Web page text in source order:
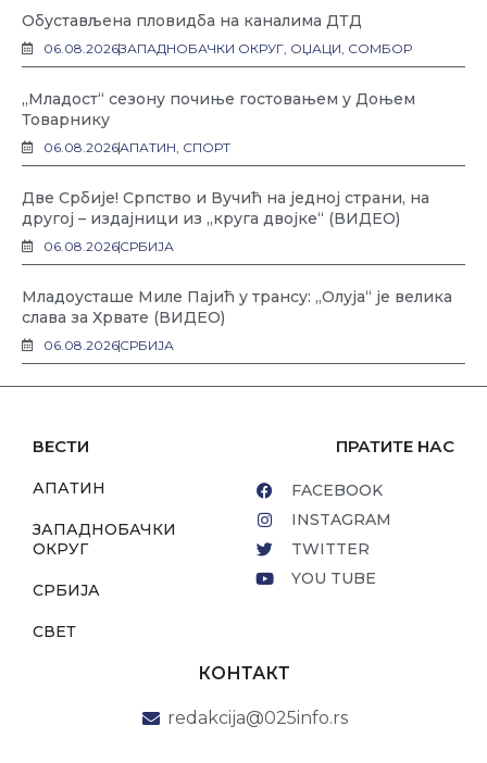
Обустављена пловидба на каналима ДТД
06.08.2026ЗАПАДНОБАЧКИ ОКРУГ, ОЏАЦИ, СОМБОР
„Младост“ сезону почиње гостовањем у Доњем
Товарнику
06.08.2026АПАТИН, СПОРТ
Две Србије! Српство и Вучић на једној страни, на
другој – издајници из „круга двојке“ (ВИДЕО)
06.08.2026СРБИЈА
Младоусташе Миле Пајић у трансу: „Олуја“ је велика
слава за Хрвате (ВИДЕО)
06.08.2026СРБИЈА
ВЕСТИ
АПАТИН
ЗАПАДНОБАЧКИ
ОКРУГ
СРБИЈА
СВЕТ
ПРАТИТЕ НАС
FACEBOOK
INSTAGRAM
TWITTER
YOU TUBE
КОНТАКТ
redakcija@025info.rs